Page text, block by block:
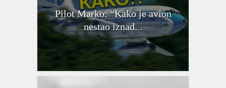
Pilot Marko: “Kako je avion
nestao iznad...